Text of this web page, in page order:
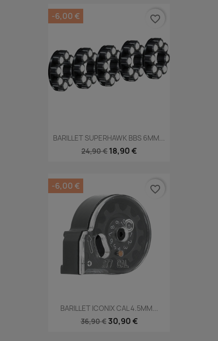
BARILLET SUPERHAWK BBS 6MM...
24,90 € 18,90 €
-6,00 € favorite_border
BARILLET ICONIX CAL 4.5MM...
36,90 € 30,90 €
-6,00 € favorite_border